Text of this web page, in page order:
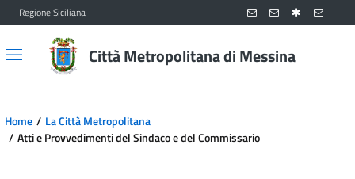
Vai al contenuto principale
Vai al menu principale
Regione Siciliana
Città Metropolitana di Messina
Home
La Città Metropolitana
Atti e Provvedimenti del Sindaco e del Commissario